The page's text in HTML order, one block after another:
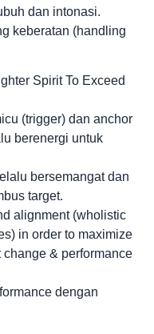
dan intonasi.
keberatan (handling
Spirit To Exceed
(trigger) dan anchor
berenergi untuk
bersemangat dan
target.
alignment (wholistic
in order to maximize
& performance
dengan